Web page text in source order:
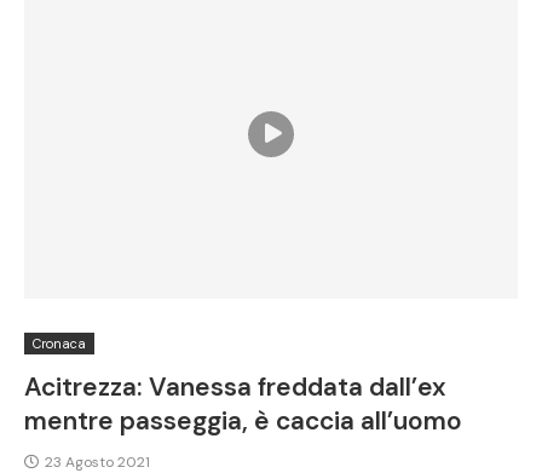
Cronaca
Acitrezza: Vanessa freddata dall’ex
mentre passeggia, è caccia all’uomo
23 Agosto 2021